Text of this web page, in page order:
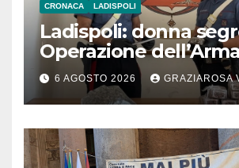
CRONACA LADISPOLI
Ladispoli: donna
Operazione
6 AGOSTO 2026 GRAZIAROSA